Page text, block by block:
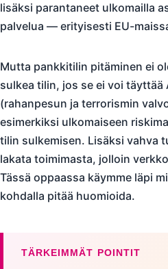
lisäksi parantaneet ulkomailla
palvelua — erityisesti EU-
Mutta pankkitilin pitäminen ei
sulkea tilin, jos se ei voi
(rahanpesun ja terrorismin
esimerkiksi ulkomaiseen
tilin sulkemisen. Lisäksi vahva
lakata toimimasta, jolloin
Tässä oppaassa käymme läpi
kohdalla pitää huomioida.
TÄRKEIMMÄT POINTIT